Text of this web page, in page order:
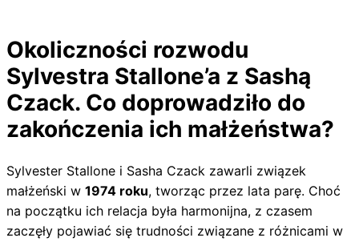
Okoliczności rozwodu
Sylvestra Stallone’a z Sashą
Czack. Co doprowadziło do
zakończenia ich małżeństwa?
Sylvester Stallone i Sasha Czack zawarli związek
małżeński w 1974 roku, tworząc przez lata parę. Choć
na początku ich relacja była harmonijna, z czasem
zaczęły pojawiać się trudności związane z różnicami w